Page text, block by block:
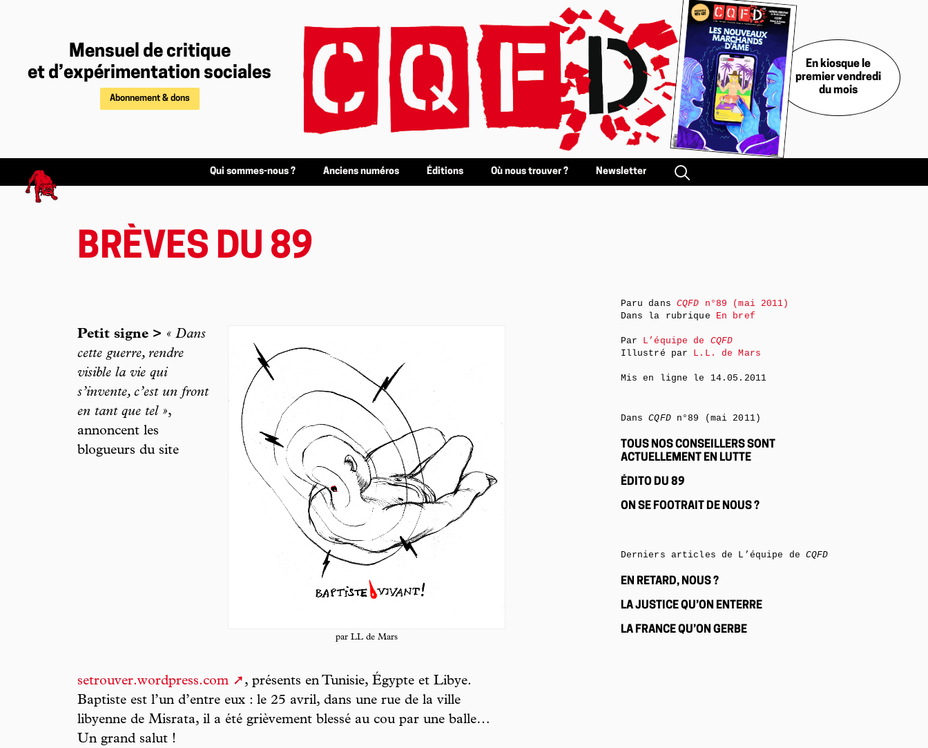
Mensuel de critique
et d’expérimentation sociales
Abonnement & dons
En kiosque le
premier vendredi
du mois
Qui sommes-nous ? Anciens numéros Éditions Où nous trouver ? Newsletter
BRÈVES DU 89
par LL de Mars
Petit signe > « Dans
cette guerre, rendre
visible la vie qui
s’invente, c’est un front
en tant que tel »,
annoncent les
blogueurs du site
setrouver.wordpress.com
, présents en Tunisie, Égypte et Libye.
Baptiste est l’un d’entre eux : le 25 avril, dans une rue de la ville
libyenne de Misrata, il a été grièvement blessé au cou par une balle…
Un grand salut !
Paru dans CQFD n°89 (mai 2011)
Dans la rubrique En bref
Par L’équipe de CQFD
Illustré par L.L. de Mars
Mis en ligne le 14.05.2011
DansCQFDn°89 (mai 2011)
TOUS NOS CONSEILLERS SONT
ACTUELLEMENT EN LUTTE
ÉDITO DU 89
ON SE FOOTRAIT DE NOUS ?
Derniers articles de L’équipe de CQFD
EN RETARD, NOUS ?
LA JUSTICE QU’ON ENTERRE
LA FRANCE QU’ON GERBE